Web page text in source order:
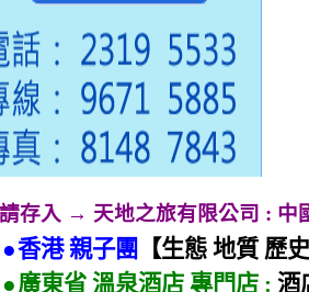
存入 → 天地之旅有限公司 : 中
香港 親子團
【生態 地質 歷
廣東省 溫泉酒店 專門店 : 酒